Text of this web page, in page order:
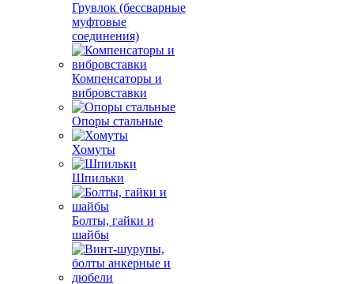
Грувлок (бессварные
муфтовые
соединения)
Компенсаторы и
вибровставки
Опоры стальные
Хомуты
Шпильки
Болты, гайки и
шайбы